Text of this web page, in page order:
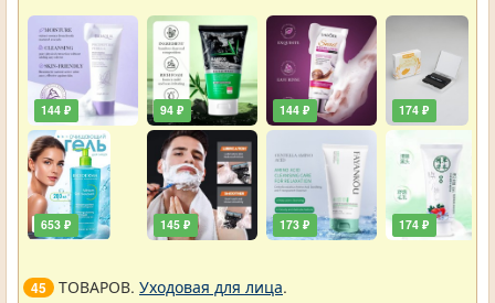
144 ₽
653 ₽
94 ₽
145 ₽
144 ₽
173 ₽
174 ₽
174 ₽
45 ТОВАРОВ. Уходовая для лица.